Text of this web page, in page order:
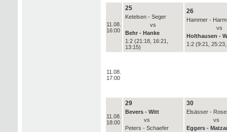
11.08.
16:00
25
Ketelsen - Seger
vs
Behr - Hanke
1:2 (21:18, 16:21,
13:15)
26
Hammer -
vs
Holthausen -
1:2 (9:21,
11.08.
17:00
11.08.
18:00
29
Bevers - Witt
vs
Peters - Schaefer
30
Elsässer -
vs
Eggers -